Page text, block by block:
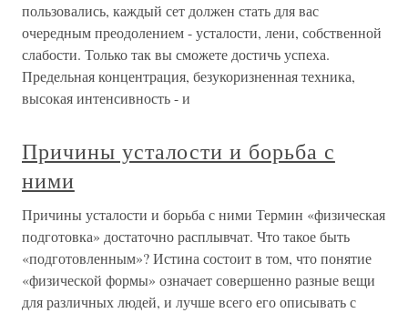
пользовались, каждый сет должен стать для вас
очередным преодолением - усталости, лени, собственной
слабости. Только так вы сможете достичь успеха.
Предельная концентрация, безукоризненная техника,
высокая интенсивность - и
Причины усталости и борьба с
ними
Причины усталости и борьба с ними Термин «физическая
подготовка» достаточно расплывчат. Что такое быть
«подготовленным»? Истина состоит в том, что понятие
«физической формы» означает совершенно разные вещи
для различных людей, и лучше всего его описывать с